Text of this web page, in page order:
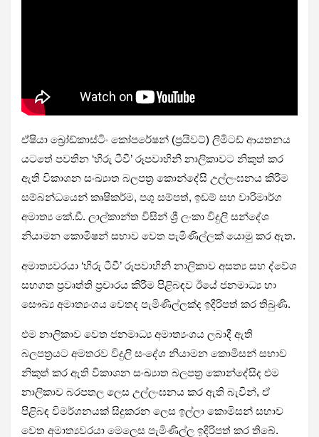
ඒෂියා බ්‍රෝඩ්කාස්ටිං කෝපරේෂන් (ප්‍රයිවට්) ලිමිටඩ් ආයතනය
යටතේ පවතින ‘හිරු ටීවී’ රූපවාහිනී නාලිකාවට නිකුත් කර
ඇති විකාශන සංඛ්‍යාත බලපත්‍ර කොන්දේසි උල්ලංඝනය කිරීම
සම්බන්ධයෙන් කෘෂිකර්ම, පශු සම්පත්, ඉඩම් සහ වාරිමාර්ග
අමාත්‍ය කේ.ඩී. ලාල්කාන්ත විසින් ශ්‍රී ලංකා විදුලි සන්දේශ
නියාමන කොමිෂන් සභාව වෙත පැමිණිල්ලක් යොමු කර ඇත.
අමාත්‍යවරයා ‘හිරු ටීවී’ රූපවාහිනී නාලිකාව අසත්‍ය සහ ද්වේශ
සහගත ප්‍රවෘත්ති ප්‍රචාරය කිරීම පිළිබඳව ඊයේ ජනමාධ්‍ය ‍හා
සෞඛ්‍ය අමාත්‍යංශය වෙතද පැමිණිල්ලක්ද ඉදිරිපත් කර තිබුණි.
එම නාලිකාව වෙත ජනමාධ්‍ය අමාත්‍යංශය ලබාදී ඇති
බලපත්‍රයට අමතරව විදුලි සංදේශ නියාමන කොමිසන් සභාව
නිකුත් කර ඇති විකාශන සංඛ්‍යාත බලපත්‍ර කොන්දේසිද එම
නාලිකාව බරපතල ලෙස උල්ලංඝනය කර ඇති බැවින්, ඒ
පිළිබඳ විමර්ශනයක් සිදුකරන ලෙස ඉල්ලා කොමිසන් සභාව
වෙත අමාත්‍යවරයා මෙලෙස පැමිණිල්ල ඉදිරිපත් කර තිබේ.